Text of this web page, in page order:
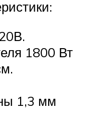
1800 Вт
1,3 мм